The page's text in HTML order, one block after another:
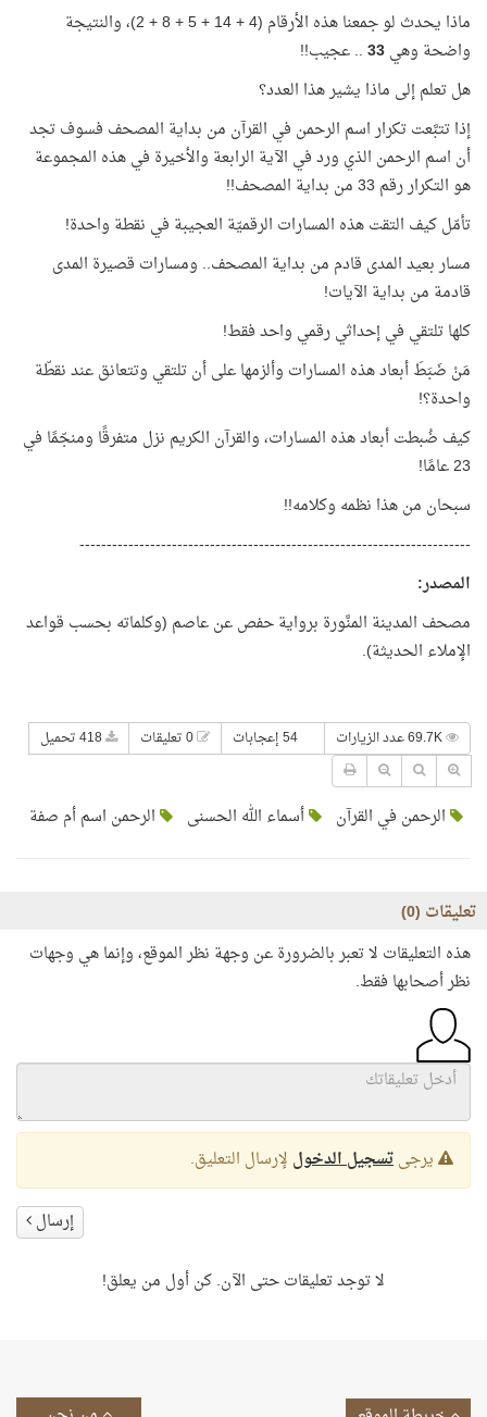
ماذا يحدث لو جمعنا هذه الأرقام (4 + 14 + 5 + 8 + 2)، والنتيجة
واضحة وهي33.. عجيب!!
هل تعلم إلى ماذا يشير هذا العدد؟
إذا تتبَّعت تكرار اسم الرحمن في القرآن من بداية المصحف فسوف تجد
أن اسم الرحمن الذي ورد في الآية الرابعة والأخيرة في هذه المجموعة
هو التكرار رقم 33 من بداية المصحف!!
تأمّل كيف التقت هذه المسارات الرقميّة العجيبة في نقطة واحدة!
مسار بعيد المدى قادم من بداية المصحف.. ومسارات قصيرة المدى
قادمة من بداية الآيات!
كلها تلتقي في إحداثي رقمي واحد فقط!
مَنْ ضَبَطَ أبعاد هذه المسارات وألزمها على أن تلتقي وتتعانق عند نقطّة
واحدة؟!
كيف ضُبطت أبعاد هذه المسارات، والقرآن الكريم نزل متفرقًا ومنجّمًا في
23 عامًا!
سبحان من هذا نظمه وكلامه!!
------------------------------------------------------------------------
المصدر:
مصحف المدينة المنَّورة برواية حفص عن عاصم (وكلماته بحسب قواعد
الإملاء الحديثة).
54 إعجابات
الرحمن في القرآن أسماء الله الحسنى الرحمن اسم أم صفة
تعليقات (0
)
هذه التعليقات لا تعبر بالضرورة عن وجهة نظر الموقع، وإنما هي وجهات
نظر أصحابها فقط.
يرجىتسجيل الدخول لإرسال التعليق.
إرسال
لا توجد تعليقات حتى الآن. كن أول من يعلق!